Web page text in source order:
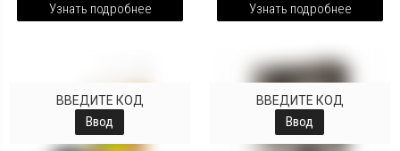
Узнать подробнее
Узнать подробнее
ВВЕДИТЕ КОД
Ввод
ВВЕДИТЕ КОД
Ввод